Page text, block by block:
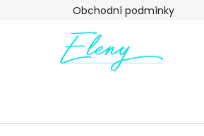
Obchodní podmínky